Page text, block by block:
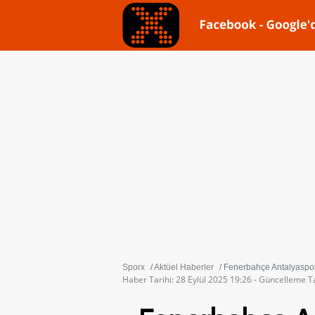
Sporx Aktüel Haberler Fenerbahçe
Haber Tarihi: 28 Eylül 2025 19:26 - Güncelleme